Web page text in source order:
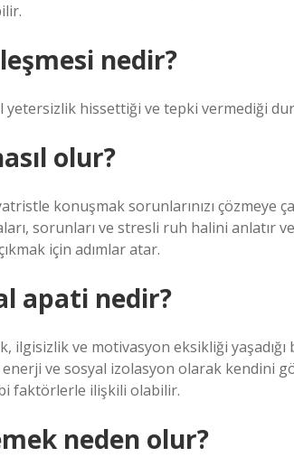
nedir?
yetersizlik hissettiği ve tepki vermediği
olur?
konuşmak sorunlarınızı çözmeye
sorunları ve stresli ruh halini anlatır
için adımlar atar.
apati nedir?
ilgisizlik ve motivasyon eksikliği
ve sosyal izolasyon olarak kendini
faktörlerle ilişkili olabilir.
neden olur?